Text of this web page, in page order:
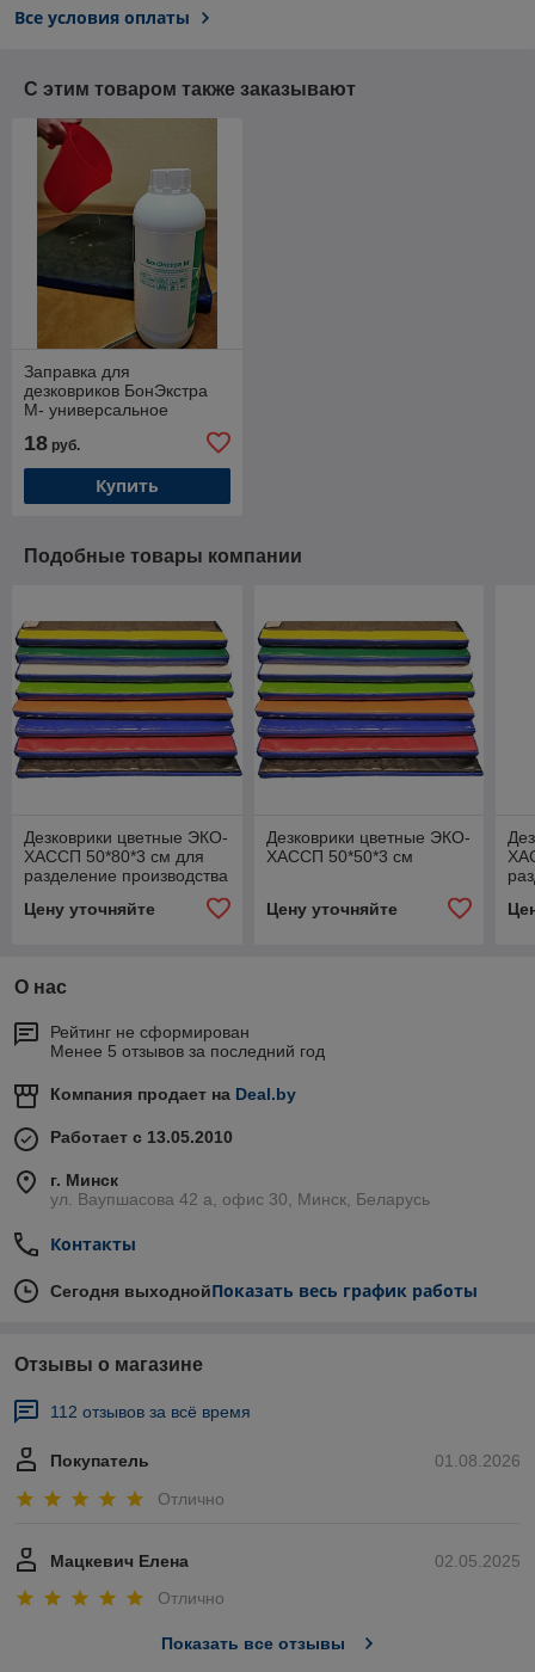
Все условия оплаты
С этим товаром также заказывают
Заправка для
дезковриков БонЭкстра
М- универсальное
средство
18 руб.
Купить
Подобные товары компании
Дезковрики цветные ЭКО-
ХАССП 50*80*3 см для
разделение производства
на зоны уборки по цветам
Цену уточняйте
Дезковрики цветные ЭКО-
ХАССП 50*50*3 см
Цену уточняйте
О нас
Рейтинг не сформирован
Менее 5 отзывов за последний год
Компания продает на Deal.by
Работает с 13.05.2010
г. Минск
ул. Ваупшасова 42 а, офис 30, Минск, Беларусь
Контакты
Сегодня выходнойПоказать весь график работы
Отзывы о магазине
112 отзывов за всё время
01.08.2026
Покупатель
Отлично
02.05.2025
Мацкевич Елена
Отлично
Показать все отзывы